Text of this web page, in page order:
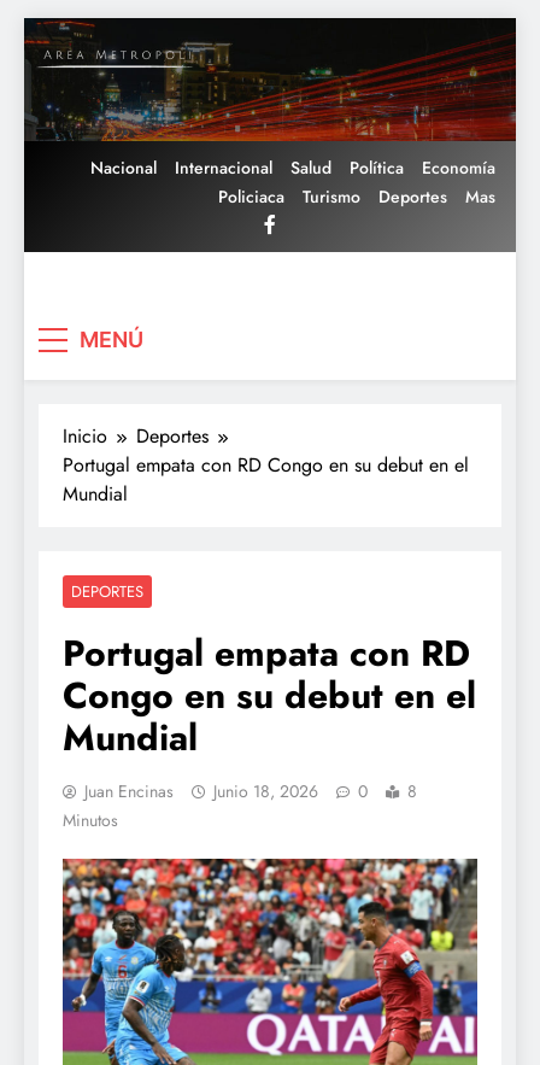
Saltar
al
contenido
Nacional Internacional Salud Política
Economía
Policiaca
Turismo Deportes Mas
MENÚ
Inicio
Deportes
Portugal empata con RD Congo en su debut en el
Mundial
DEPORTES
Portugal empata con RD
Congo en su debut en el
Mundial
Juan Encinas Junio 18, 2026 0
8
Minutos